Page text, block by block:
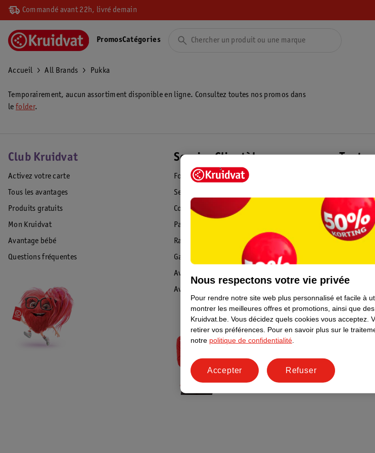
Commandé avant 22h, livré demain
PromosCatégories
Accueil All Brands Pukka
Temporairement, aucun assortiment disponible en ligne. Consultez toutes nos promos dans
le folder.
Club Kruidvat
Activez votre carte
Tous les avantages
Produits gratuits
Mon Kruidvat
Avantage bébé
Questions fréquentes
Service Clientèle
Foire aux questions
Service Clientèle
Commande & Livraison
Paiement
Rappel & Retour
Garantie
Avis de sécurité
Avis
Tout
Formule
Plus
Nous respectons votre vie privée
Pour rendre notre site web plus personnalisé et facile à
montrer les meilleures offres et promotions, ainsi que
Kruidvat.be. Vous décidez quels cookies vous acceptez.
retirer vos préférences. Pour en savoir plus sur le
notre politique de confidentialité
Refuser
Accepter